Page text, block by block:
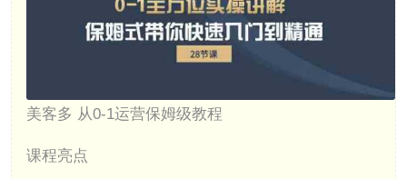
美客多 从0-1运营保姆级教程
课程亮点